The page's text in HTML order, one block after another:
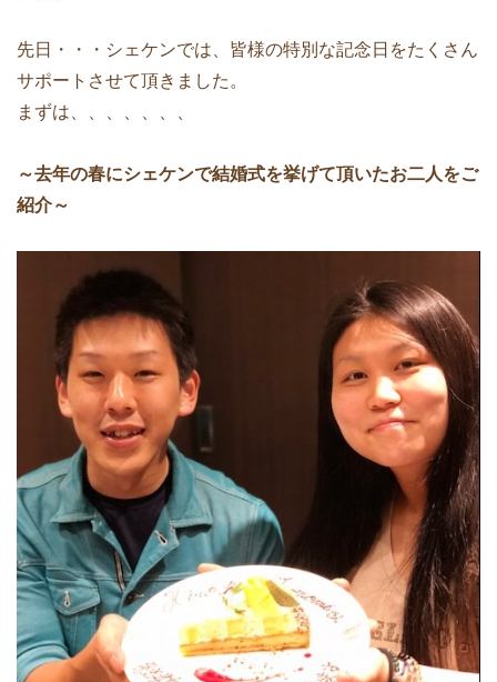
先日・・・シェケンでは、皆様の特別な記念日をたくさん
サポートさせて頂きました。
まずは、、、、、、、
～去年の春にシェケンで結婚式を挙げて頂いたお二人をご
紹介～